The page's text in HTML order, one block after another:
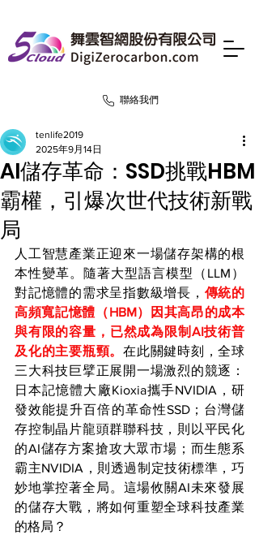
聯絡我們
AI儲存革命：SSD挑戰HBM
霸權，引爆次世代技術新戰
局
tenlife2019
2025年9月14日
人工智慧產業正迎來一場儲存架構的根
本性變革。隨著大型語言模型（LLM）
對記憶體的需求呈指數級增長， 傳統的
高頻寬記憶體（HBM）因其高昂的成本
與有限的容量，已然成為限制AI技術普
及化的主要瓶頸。 在此關鍵時刻，全球
三大科技巨擘正展開一場激烈的競逐：
日本記憶體大廠Kioxia攜手NVIDIA，研
發效能提升百倍的革命性SSD；台灣儲
存控制晶片龍頭群聯科技，則以平民化
的AI儲存方案搶攻大眾市場；而生態系
霸主NVIDIA，則透過制定技術標準，巧
妙地掌控著全局。這場攸關AI未來發展
的儲存大戰，將如何重塑全球科技產業
的格局？